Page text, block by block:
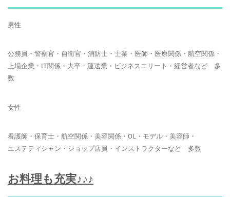
男性
公務員・警察官・自衛官・消防士・士業・医師・医療関係・航空関係・
上場企業・IT関係・大卒・運送業・ビジネスエリート・経営者など 多
数
女性
看護師・保育士・航空関係・美容関係・OL・モデル・美容師・
エステティシャン・ショップ店員・インストラクターなど 多数
お料理も充実♪♪♪